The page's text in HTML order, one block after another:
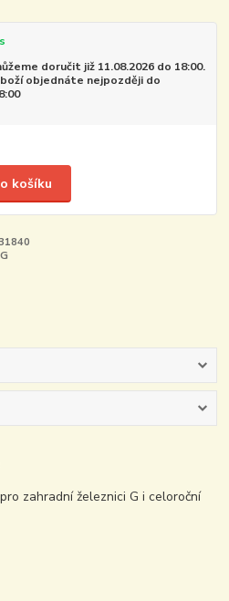
doručit již 11.08.2026 do 18:00.
objednáte nejpozději do
košíku
zahradní železnici G i celoroční